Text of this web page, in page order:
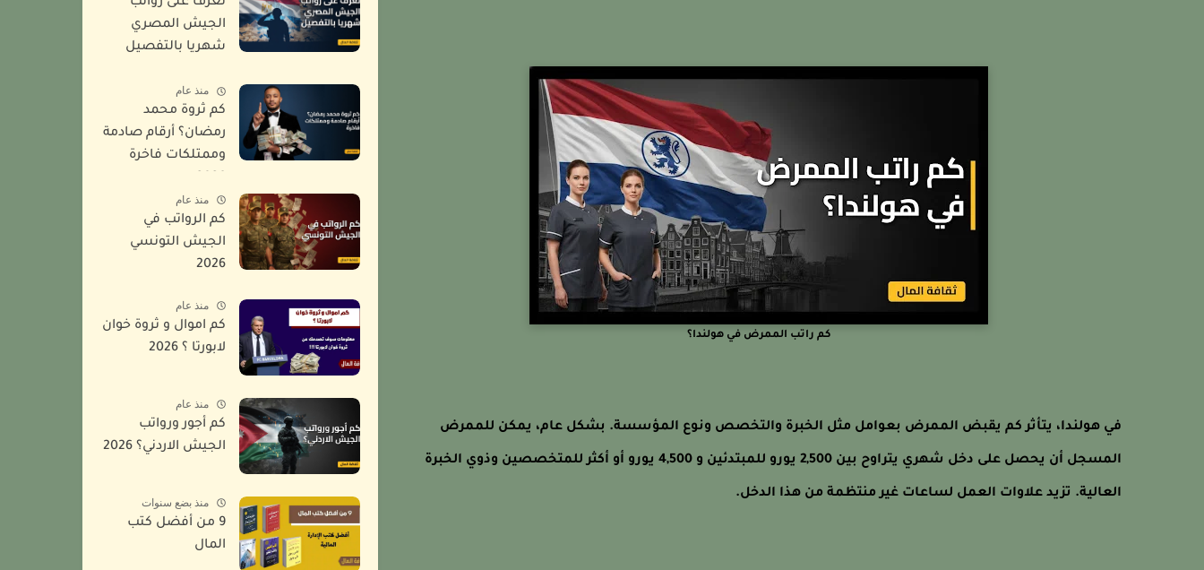
كم راتب الممرض في هولندا؟
في هولندا، يتأثر كم يقبض الممرض بعوامل مثل الخبرة والتخصص ونوع المؤسسة. بشكل عام، يمكن للممرض
المسجل أن يحصل على دخل شهري يتراوح بين 2,500 يورو للمبتدئين و 4,500 يورو أو أكثر للمتخصصين وذوي الخبرة
العالية. تزيد علاوات العمل لساعات غير منتظمة من هذا الدخل.
الجيش المصري
شهريا بالتفصيل
منذ عام
كم ثروة محمد
رمضان؟ أرقام صادمة
وممتلكات فاخرة
منذ عام
كم الرواتب في
الجيش التونسي
2026
منذ عام
كم اموال و ثروة خوان
لابورتا ؟ 2026
منذ عام
كم أجور ورواتب
الجيش الاردني؟ 2026
منذ بضع سنوات
9 من أفضل كتب
المال